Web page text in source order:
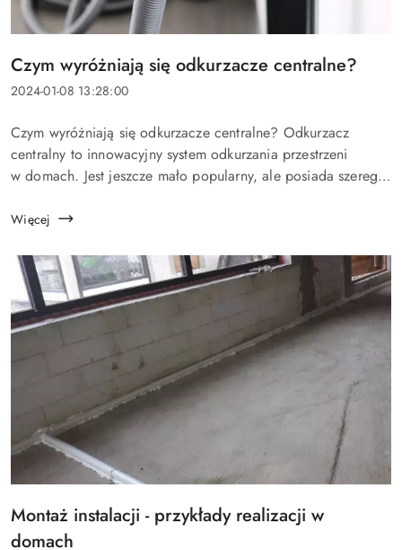
Tytuł
artykułu:
Czym wyróżniają się odkurzacze centralne?
Data
2024-01-08 13:28:00
Treść
artykułu:
Czym wyróżniają się odkurzacze centralne? Odkurzacz
centralny to innowacyjny system odkurzania przestrzeni
w domach. Jest jeszcze mało popularny, ale posiada szereg
decydują się...
Więcej
Tytuł
artykułu:
Montaż instalacji - przykłady realizacji w
domach